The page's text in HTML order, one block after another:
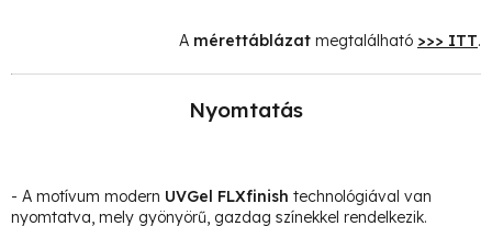
A mérettáblázat megtalálható >>> ITT.
Nyomtatás
- A motívum modern UVGel FLXfinish technológiával van
nyomtatva, mely gyönyörű, gazdag színekkel rendelkezik.